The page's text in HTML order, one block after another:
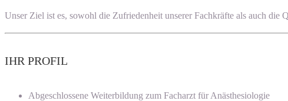
Unser Ziel ist es, sowohl die Zufriedenheit unserer Fachkräfte als auch die
IHR PROFIL
Abgeschlossene Weiterbildung zum Facharzt für Anästhesiologie